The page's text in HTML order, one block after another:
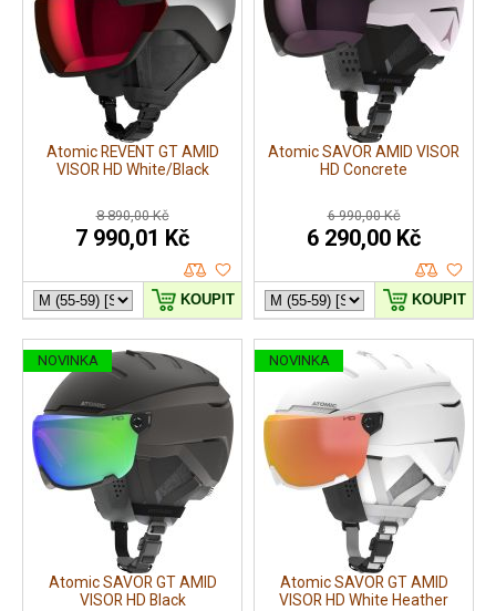
Atomic REVENT GT AMID
VISOR HD White/Black
8 890,00 Kč
7 990,01 Kč
KOUPIT
Atomic SAVOR AMID VISOR
HD Concrete
6 990,00 Kč
6 290,00 Kč
KOUPIT
NOVINKA
Atomic SAVOR GT AMID
VISOR HD Black
NOVINKA
Atomic SAVOR GT AMID
VISOR HD White Heather